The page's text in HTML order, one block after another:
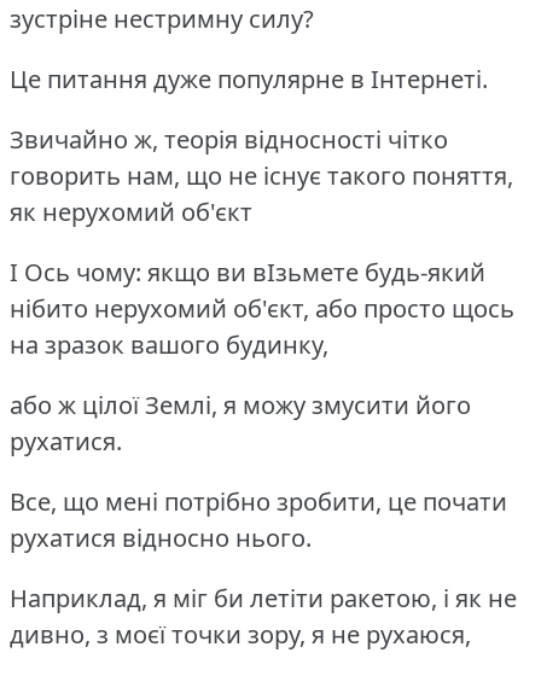
зустріне нестримну силу?
Це питання дуже популярне в Інтернеті.
Звичайно ж, теорія відносності чітко
говорить нам, що не існує такого поняття,
як нерухомий об'єкт
І Ось чому: якщо ви вІзьмете будь-який
нібито нерухомий об'єкт, або просто щось
на зразок вашого будинку,
або ж цілої Землі, я можу змусити його
рухатися.
Все, що мені потрібно зробити, це почати
рухатися відносно нього.
Наприклад, я міг би летіти ракетою, і як не
дивно, з моєї точки зору, я не рухаюся,